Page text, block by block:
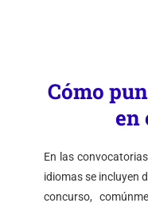
Cómo
en
En las
idiomas se incluyen
concurso,